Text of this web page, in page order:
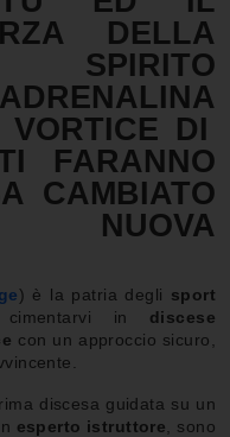
DELLA
ADRENALINA
DI
FARANNO
CAMBIATO
NUOVA
) è la patria degli sport
in discese
con un approccio sicuro,
discesa guidata su un
esperto istruttore , sono